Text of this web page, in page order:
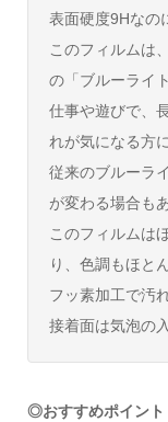
表面硬度9Hなの
このフィルムは
の「ブルーライ
仕事や遊びで、
れが気になる方
従来のブルーラ
が変わる場合も
このフィルムは
り、色調もほと
フッ素加工で汚
接着面は気泡の
◎おすすめポイント